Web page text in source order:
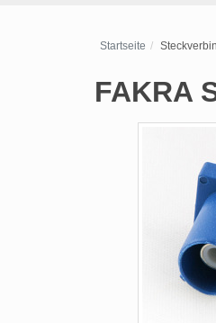
Startseite
FAKRA